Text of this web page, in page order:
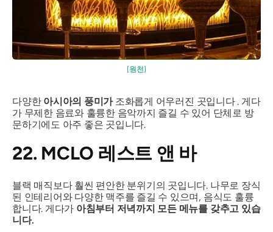
[원천]
다양한 아시아의 풍미가조화롭게 어우러진 곳입니다 . 게다
가 무제한 음료와 훌륭한 음악까지 즐길 수 있어 단체로 방
문하기에도 아주 좋은 곳입니다.
22. MCLO 레스트 앤 바
블랙 매직보다 훨씬 편안한 분위기의 곳입니다. 나무로 장식
된 인테리어와 다양한 맥주를 즐길 수 있으며, 음식도 훌륭
합니다. 게다가 아침부터 저녁까지 모든 메뉴를 갖추고 있습
니다.